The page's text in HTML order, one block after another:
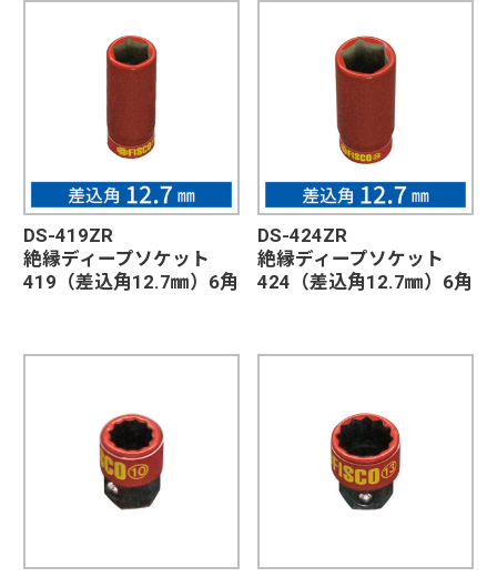
DS-419ZR
絶縁ディープソケット
419（差込角12.7㎜）6角
DS-424ZR
絶縁ディープソケット
424（差込角12.7㎜）6角